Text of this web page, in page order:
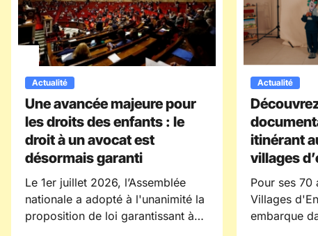
Actualité
Une avancée majeure pour
les droits des enfants : le
droit à un avocat est
désormais garanti
Le 1er juillet 2026, l’Assemblée
nationale a adopté à l'unanimité la
proposition de loi garantissant à
Actualité
itinérant
villages
Pour ses 70
Villages
embarque